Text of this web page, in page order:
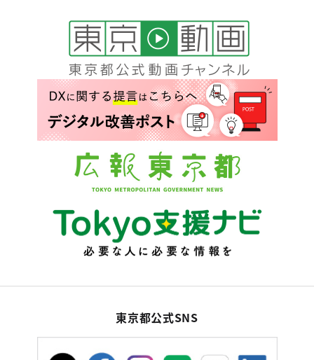
東京都公式SNS